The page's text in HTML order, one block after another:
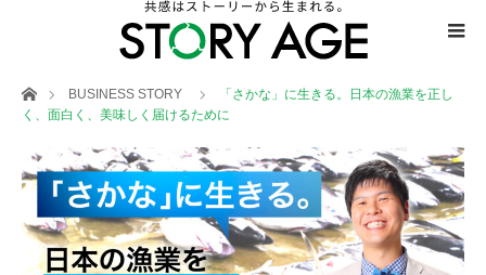
ホームBUSINESS STORY
「さかな」に生きる。日本の漁業を正し
く、面白く、美味しく届けるために